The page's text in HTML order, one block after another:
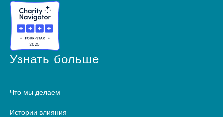
Узнать больше
Что мы делаем
Истории влияния